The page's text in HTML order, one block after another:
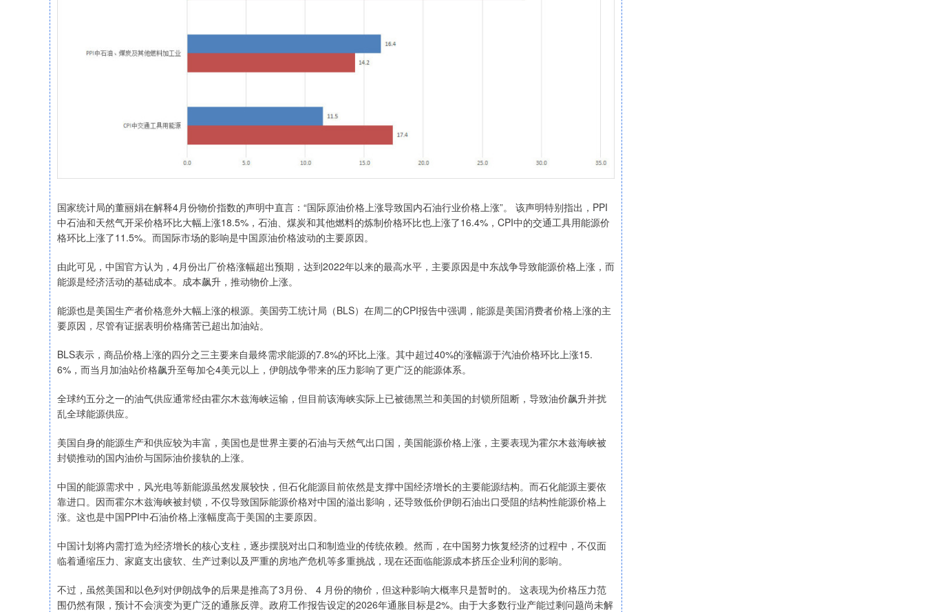
国家统计局的董丽娟在解释4月份物价指数的声明中直言：“国际原油价格上涨导致国内石油行业价格上涨”。 该声明特别指出，PPI
中石油和天然气开采价格环比大幅上涨18.5%，石油、煤炭和其他燃料的炼制价格环比也上涨了16.4%，CPI中的交通工具用能源价
格环比上涨了11.5%。而国际市场的影响是中国原油价格波动的主要原因。
由此可见，中国官方认为，4月份出厂价格涨幅超出预期，达到2022年以来的最高水平，主要原因是中东战争导致能源价格上涨，而
能源是经济活动的基础成本。成本飙升，推动物价上涨。
能源也是美国生产者价格意外大幅上涨的根源。美国劳工统计局（BLS）在周二的CPI报告中强调，能源是美国消费者价格上涨的主
要原因，尽管有证据表明价格痛苦已超出加油站。
BLS表示，商品价格上涨的四分之三主要来自最终需求能源的7.8%的环比上涨。其中超过40%的涨幅源于汽油价格环比上涨15.
6%，而当月加油站价格飙升至每加仑4美元以上，伊朗战争带来的压力影响了更广泛的能源体系。
全球约五分之一的油气供应通常经由霍尔木兹海峡运输，但目前该海峡实际上已被德黑兰和美国的封锁所阻断，导致油价飙升并扰
乱全球能源供应。
美国自身的能源生产和供应较为丰富，美国也是世界主要的石油与天然气出口国，美国能源价格上涨，主要表现为霍尔木兹海峡被
封锁推动的国内油价与国际油价接轨的上涨。
中国的能源需求中，风光电等新能源虽然发展较快，但石化能源目前依然是支撑中国经济增长的主要能源结构。而石化能源主要依
靠进口。因而霍尔木兹海峡被封锁，不仅导致国际能源价格对中国的溢出影响，还导致低价伊朗石油出口受阻的结构性能源价格上
涨。这也是中国PPI中石油价格上涨幅度高于美国的主要原因。
中国计划将内需打造为经济增长的核心支柱，逐步摆脱对出口和制造业的传统依赖。然而，在中国努力恢复经济的过程中，不仅面
临着通缩压力、家庭支出疲软、生产过剩以及严重的房地产危机等多重挑战，现在还面临能源成本挤压企业利润的影响。
不过，虽然美国和以色列对伊朗战争的后果是推高了3月份、 4 月份的物价，但这种影响大概率只是暂时的。 这表现为价格压力范
围仍然有限，预计不会演变为更广泛的通胀反弹。政府工作报告设定的2026年通胀目标是2%。由于大多数行业产能过剩问题尚未解